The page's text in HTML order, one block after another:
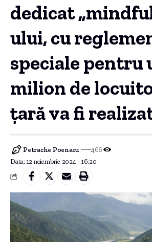
dedicat
ului, cu
speciale pentru
milion de
țară va fi
Data: 12 noiembrie 2024 - 16:20
Petrache Poenaru 466